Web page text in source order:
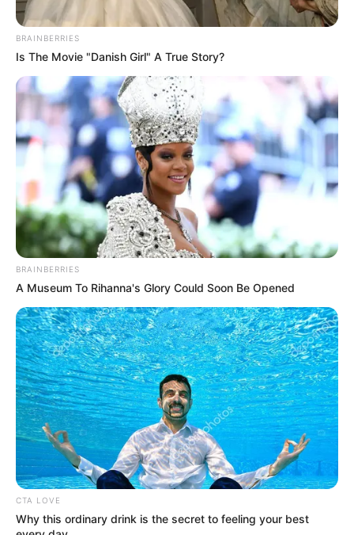
BRAINBERRIES
Is The Movie "Danish Girl" A True Story?
BRAINBERRIES
A Museum To Rihanna's Glory Could Soon Be Opened
CTA LOVE
Why this ordinary drink is the secret to feeling your best